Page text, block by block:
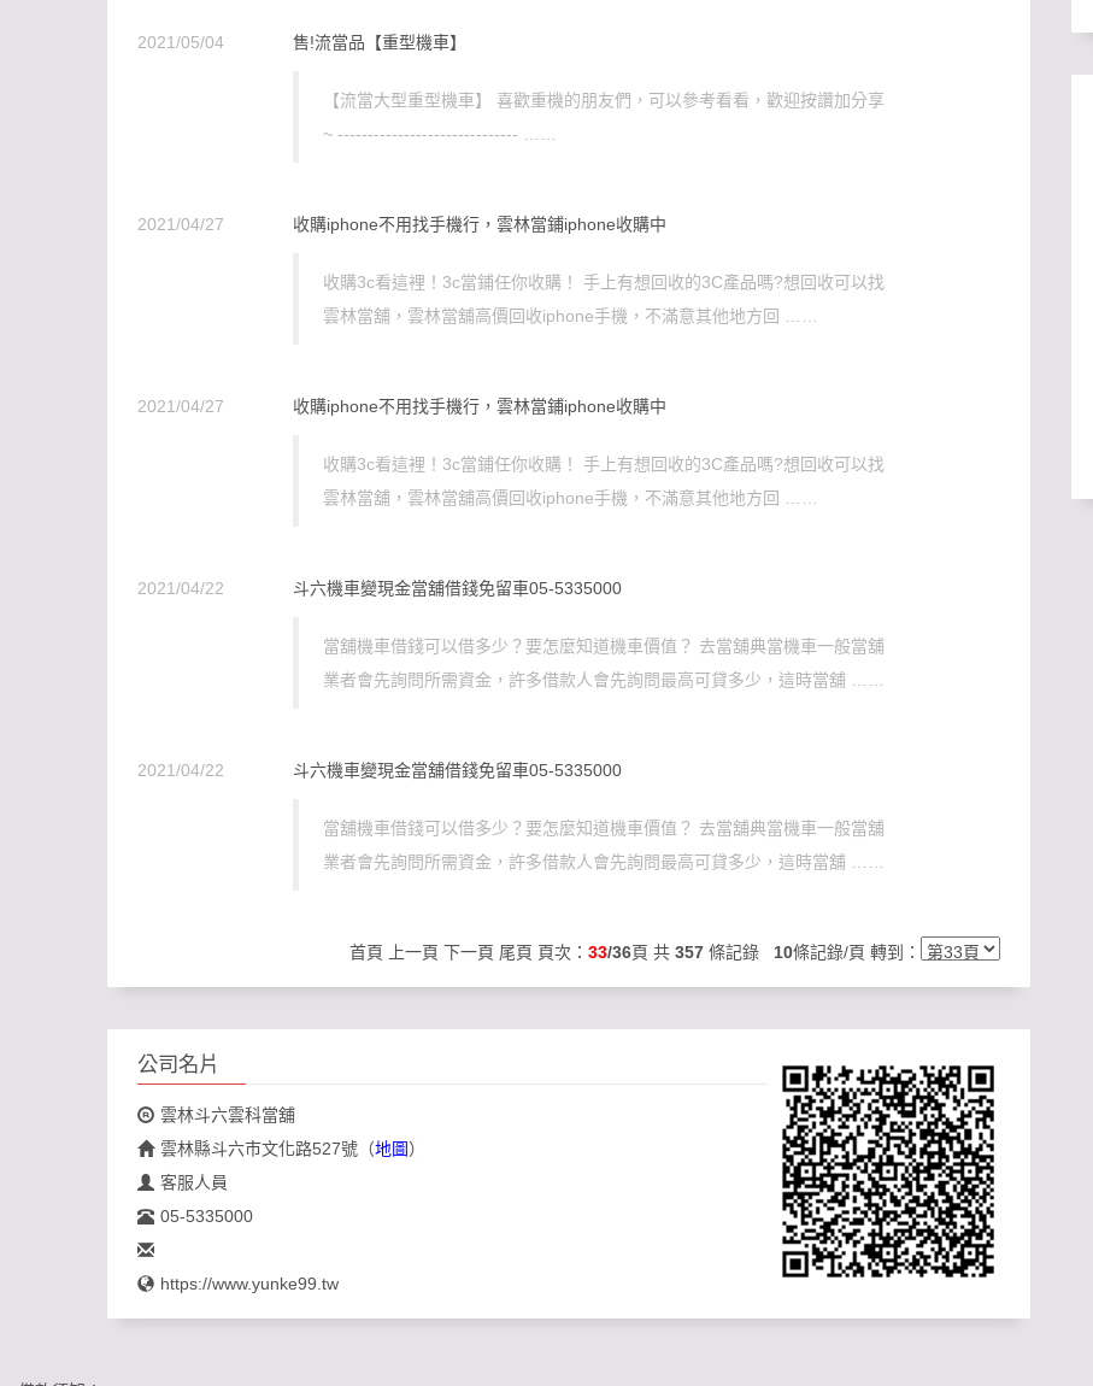
2021/05/04 售!流當品【重型機車】
【流當大型重型機車】 喜歡重機的朋友們，可以參考看看，歡迎按讚加分享
~ ------------------------------ ……
2021/04/27 收購iphone不用找手機行，雲林當鋪iphone收購中
收購3c看這裡！3c當鋪任你收購！ 手上有想回收的3C產品嗎?想回收可以找
雲林當舖，雲林當舖高價回收iphone手機，不滿意其他地方回 ……
2021/04/27 收購iphone不用找手機行，雲林當鋪iphone收購中
收購3c看這裡！3c當鋪任你收購！ 手上有想回收的3C產品嗎?想回收可以找
雲林當舖，雲林當舖高價回收iphone手機，不滿意其他地方回 ……
2021/04/22 斗六機車變現金當舖借錢免留車05-5335000
當舖機車借錢可以借多少？要怎麼知道機車價值？ 去當舖典當機車一般當舖
業者會先詢問所需資金，許多借款人會先詢問最高可貸多少，這時當舖 ……
2021/04/22 斗六機車變現金當舖借錢免留車05-5335000
當舖機車借錢可以借多少？要怎麼知道機車價值？ 去當舖典當機車一般當舖
業者會先詢問所需資金，許多借款人會先詢問最高可貸多少，這時當舖 ……
首頁 上一頁 下一頁 尾頁 頁次： 33/36頁 共 357 條記錄 10條記錄/頁 轉到：
公司名片
雲林斗六雲科當舖
雲林縣斗六市文化路527號 （地圖）
客服人員
05-5335000
https://www.yunke99.tw